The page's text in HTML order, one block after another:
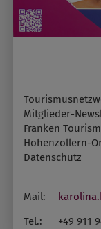
Mitglieder-
Franken
Hohenzollern-
Datenschutz
Mail:
Tel.:
+49 911